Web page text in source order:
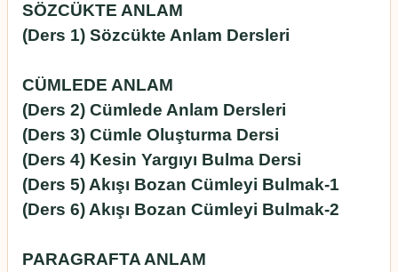
SÖZCÜKTE ANLAM
(Ders 1) Sözcükte Anlam Dersleri
CÜMLEDE ANLAM
(Ders 2) Cümlede Anlam Dersleri
(Ders 3) Cümle Oluşturma Dersi
(Ders 4) Kesin Yargıyı Bulma Dersi
(Ders 5) Akışı Bozan Cümleyi Bulmak-1
(Ders 6) Akışı Bozan Cümleyi Bulmak-2
PARAGRAFTA ANLAM